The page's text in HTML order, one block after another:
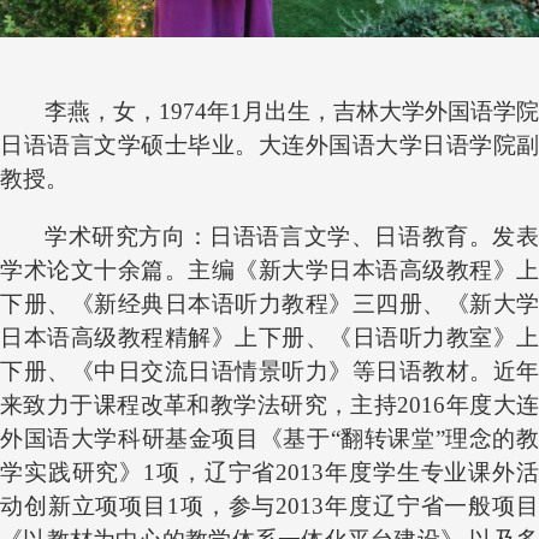
李燕，女， 1974年1 月出生， 吉林大学外国语学院
日语语言文学硕士毕业。大连外国语大学日语学院副
教授。
学术研究方向： 日语语言文学、日语教育。发表
学术论文十余篇。主编《新大学日本语高级教程》上
下册、《新经典日本语听力教程》三四册、《新大学
日本语高级教程精解》上下册、《日语听力教室》上
下册、《中日交流日语情景听力》等日语教材。近年
来致力于课程改革和教学法研究，主持2016年度大连
外国语大学科研基金项目《基于“翻转课堂”理念的教
学实践研究》1项，辽宁省2013年度学生专业课外活
动创新立项项目1项，参与2013年度辽宁省一般项目